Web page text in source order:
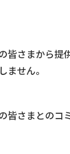
さまから
せん。
さまとの